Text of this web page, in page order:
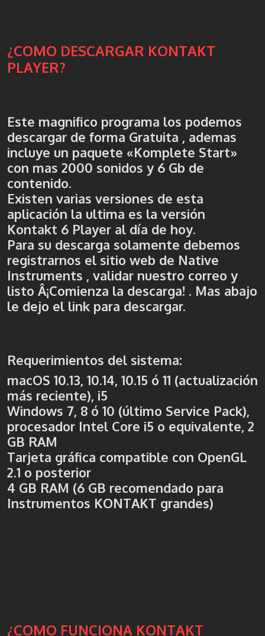
¿COMO DESCARGAR KONTAKT
PLAYER?
Este magnifico programa los podemos
descargar de forma Gratuita , ademas
incluye un paquete «Komplete Start»
con mas 2000 sonidos y 6 Gb de
contenido.
Existen varias versiones de esta
aplicación la ultima es la versión
Kontakt 6 Player al día de hoy.
Para su descarga solamente debemos
registrarnos el sitio web de Native
Instruments , validar nuestro correo y
listo Â¡Comienza la descarga! . Mas abajo
le dejo el link para descargar.
Requerimientos del sistema:
macOS 10.13, 10.14, 10.15 ó 11 (actualización
más reciente), i5
Windows 7, 8 ó 10 (último Service Pack),
procesador Intel Core i5 o equivalente, 2
GB RAM
Tarjeta gráfica compatible con OpenGL
2.1 o posterior
4 GB RAM (6 GB recomendado para
Instrumentos KONTAKT grandes)
¿COMO FUNCIONA KONTAKT